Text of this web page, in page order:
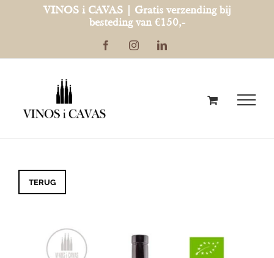
VINOS i CAVAS | Gratis verzending bij
besteding van €150,-
FacebookInstagramLinkedIn
TERUG